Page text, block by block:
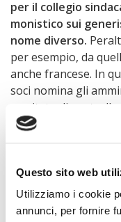
Questo sito web
Utilizziamo i cookie
annunci, per fornire
per il collegio
monistico sui
nome diverso.
per esempio, da
anche francese. In
soci nomina gli
comitato di
monistico è di un cda
contrapposizione,
sono tre (audit,
comitato interno
legislazione non si